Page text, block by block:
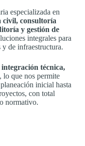
especializada en
civil, consultoría
y gestión de
integrales para
y de infraestructura.
integración técnica,
, lo que nos permite
inicial hasta
con total
normativo.